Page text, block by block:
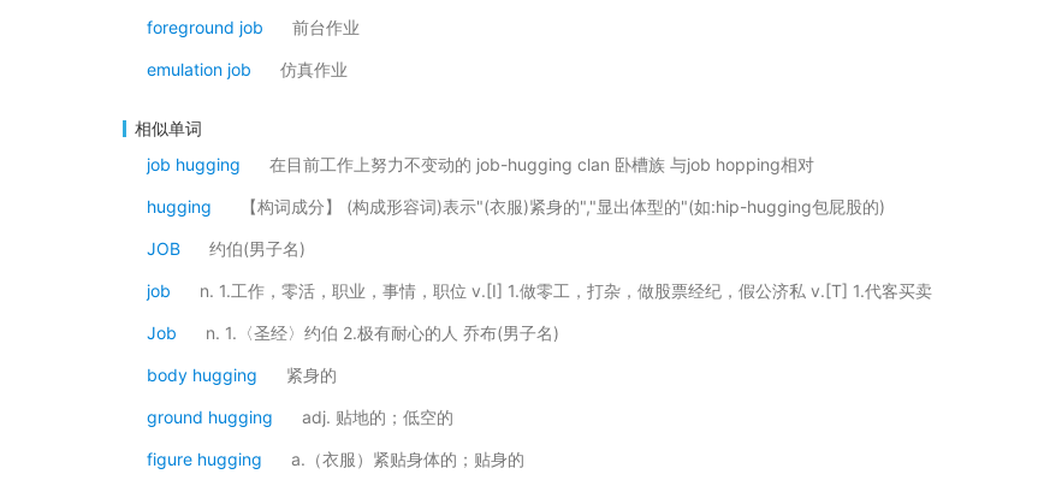
foreground job 前台作业
emulation job 仿真作业
相似单词
job hugging
在目前工作上努力不变动的 job-hugging clan 卧槽族 与job hopping相对
hugging 【构词成分】 (构成形容词)表示"(衣服)紧身的","显出体型的"(如:hip-hugging包屁股的)
JOB 约伯(男子名)
job n. 1.工作，零活，职业，事情，职位 v.[I] 1.做零工，打杂，做股票经纪，假公济私 v.[T] 1.代客买卖
Job n. 1.〈圣经〉约伯 2.极有耐心的人 乔布(男子名)
body hugging 紧身的
ground hugging adj. 贴地的；低空的
figure hugging a.（衣服）紧贴身体的；贴身的